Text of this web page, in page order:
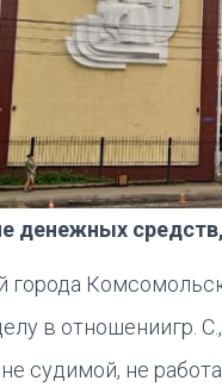
денежных
города
в отношениигр.
судимой, не